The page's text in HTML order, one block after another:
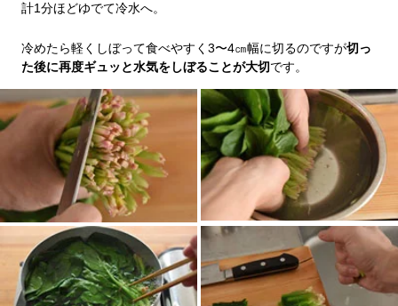
計1分ほどゆでて冷水へ。
冷めたら軽くしぼって食べやすく3〜4㎝幅に切るのですが切っ
た後に再度ギュッと水気をしぼることが大切です。